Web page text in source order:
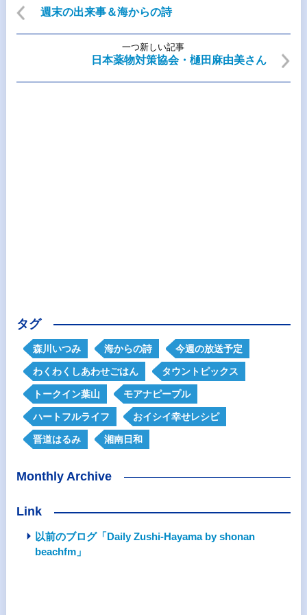
週末の出来事＆海からの詩
一つ新しい記事
日本薬物対策協会・樋田麻由美さん
タグ
森川いつみ 海からの詩 今週の放送予定
わくわくしあわせごはん タウントピックス
トークイン葉山 モアナピープル
ハートフルライフ おイシイ幸せレシピ
晋道はるみ 湘南日和
Monthly Archive
Link
以前のブログ「Daily Zushi-Hayama by shonan
beachfm」